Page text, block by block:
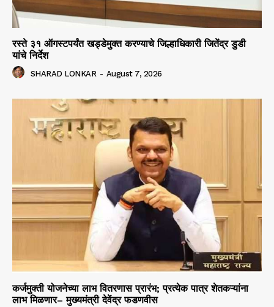
रस्ते ३१ ऑगस्टपर्यंत खड्डेमुक्त करण्याचे जिल्हाधिकारी जितेंद्र डुडी
यांचे निर्देश
SHARAD LONKAR - August 7, 2026
कर्जमुक्ती योजनेच्या लाभ वितरणास प्रारंभ; प्रत्येक पात्र शेतकऱ्यांना
लाभ मिळणार– मुख्यमंत्री देवेंद्र फडणवीस